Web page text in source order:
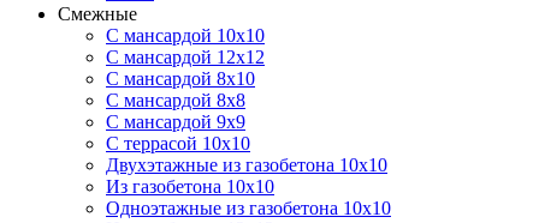
Смежные
С мансардой 10х10
С мансардой 12х12
С мансардой 8х10
С мансардой 8х8
С мансардой 9х9
С террасой 10х10
Двухэтажные из газобетона 10х10
Из газобетона 10х10
Одноэтажные из газобетона 10х10